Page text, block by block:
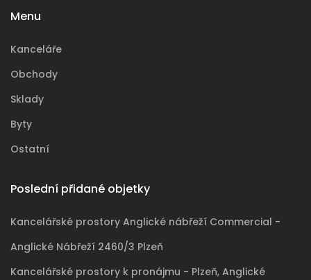
Menu
Kanceláře
Obchody
Sklady
Byty
Ostatní
Poslední přidané objetky
Kancelářské prostory Anglické nábřeží Commercial -
Anglické Nábřeží 2460/3 Plzeň
Kancelářské prostory k pronájmu - Plzeň, Anglické